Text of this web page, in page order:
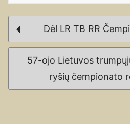
Post
navigation
Dėl LR TB RR
57-ojo Lietuvos
ryšių čempionato